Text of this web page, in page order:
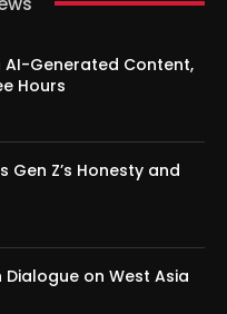
AI-Generated Content,
Hours
Z’s Honesty and
Dialogue on West Asia